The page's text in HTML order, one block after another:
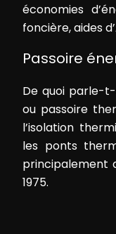
économies
foncière, aides
Passoire
De quoi parle-
ou passoire
l’isolation
les ponts
principalement
1975.